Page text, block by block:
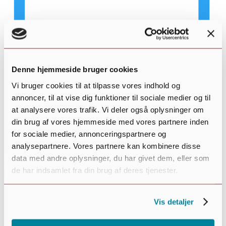
Denne hjemmeside bruger cookies
Vi bruger cookies til at tilpasse vores indhold og
annoncer, til at vise dig funktioner til sociale medier og til
at analysere vores trafik. Vi deler også oplysninger om
din brug af vores hjemmeside med vores partnere inden
for sociale medier, annonceringspartnere og
analysepartnere. Vores partnere kan kombinere disse
data med andre oplysninger, du har givet dem, eller som
de har indsamlet fra din brug af deres tjenester.
Vis detaljer
Week
Nu Select
date.
Filters
Changing
any
Done